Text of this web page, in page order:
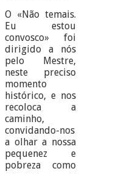
O «Não temais.
Eu estou
convosco» foi
dirigido a nós
pelo Mestre,
neste preciso
momento
histórico, e nos
recoloca a
caminho,
convidando-nos
a olhar a nossa
pequenez e
pobreza como